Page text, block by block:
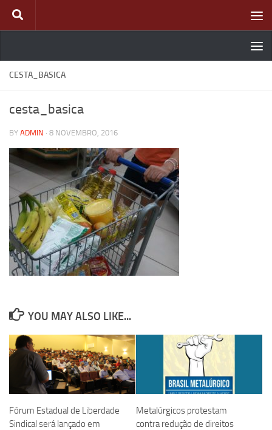
Skip to content
CESTA_BASICA
cesta_basica
BY ADMIN · 8 NOVEMBRO, 2016
YOU MAY ALSO LIKE...
Fórum Estadual de Liberdade
Sindical será lançado em
Metalúrgicos protestam
contra redução de direitos